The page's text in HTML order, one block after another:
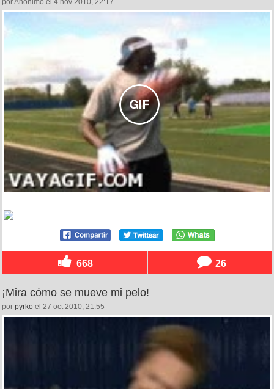
668 26
¡Mira cómo se mueve mi pelo!
por pyrko el 27 oct 2010, 21:55